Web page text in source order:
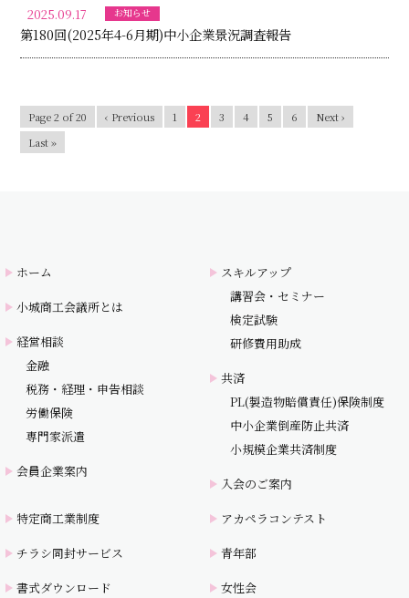
2025.09.17 お知らせ
第180回(2025年4-6月期)中小企業景況調査報告
Page 2 of 20 ‹ Previous 1 2 3 4 5 6
Next ›
Last »
ホーム
小城商工会議所とは
経営相談
金融
税務・経理・申告相談
労働保険
専門家派遣
会員企業案内
スキルアップ
講習会・セミナー
検定試験
研修費用助成
共済
PL(製造物賠償責任)保険制度
中小企業倒産防止共済
小規模企業共済制度
入会のご案内
特定商工業制度
チラシ同封サービス
書式ダウンロード
アカペラコンテスト
青年部
女性会